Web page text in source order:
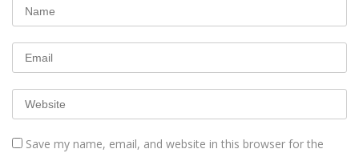
Save my name, email, and website in this browser for the